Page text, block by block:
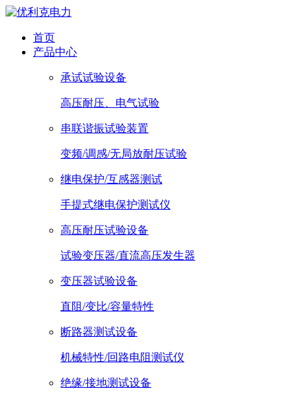
首页
产品中心
承试试验设备
高压耐压、电气试验
串联谐振试验装置
变频/调感/无局放耐压试验
继电保护/互感器测试
手提式继电保护测试仪
高压耐压试验设备
试验变压器/直流高压发生器
变压器试验设备
直阻/变比/容量特性
断路器测试设备
机械特性/回路电阻测试仪
绝缘/接地测试设备